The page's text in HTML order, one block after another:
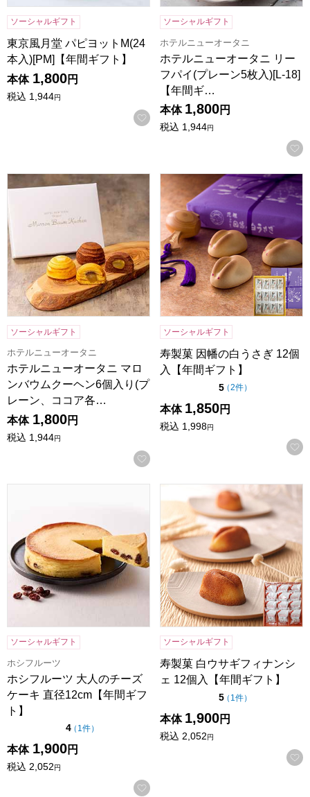
ソーシャルギフト
東京風月堂 パピヨットM(24
本入)[PM]【年間ギフト】
本体 1,800円
税込 1,944円
お気に入りに登録する
ソーシャルギフト
ホテルニューオータニ
ホテルニューオータニ リー
フパイ(プレーン5枚入)[L-18]
【年間ギ…
本体 1,800円
税込 1,944円
ホテルニューオータニ マロンバウムクーヘン6個入り(プレ
ソーシャルギフト
ホテルニューオータニ
ホテルニューオータニ マロ
ンバウムクーヘン6個入り(プ
レーン、ココア各…
本体 1,800円
税込 1,944円
お気に入りに登録する
寿製菓 因幡の白うさぎ 12個
ソーシャルギフト
寿製菓 因幡の白うさぎ 12個
入【年間ギフト】
5点（5点満点中）
（2件の評価
）
本体 1,850円
税込 1,998円
ホシフルーツ 大人のチーズケーキ 直径12cm【年間ギフト】
ソーシャルギフト
ホシフルーツ
ホシフルーツ 大人のチーズ
ケーキ 直径12cm【年間ギフ
ト】
4点（5点満点中）
（ 1件の評価
）
本体 1,900円
税込 2,052円
お気に入りに登録する
寿製菓 白ウサギフィナンシ
ソーシャルギフト
寿製菓 白ウサギフィナンシ
ェ 12個入【年間ギフト】
5点（5点満点中）
（ 1件の評価
）
本体 1,900円
税込 2,052円